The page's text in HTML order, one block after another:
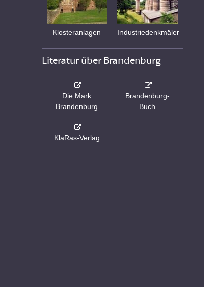
Klosteranlagen Industriedenkmäler
Literatur über Brandenburg
Die Mark
Brandenburg
Brandenburg-
Buch
KlaRas-Verlag